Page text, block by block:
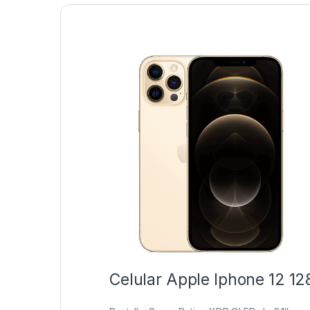
Celular Apple Iphone 12